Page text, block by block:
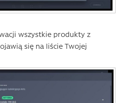
wszystkie produkty z
się na liście Twojej